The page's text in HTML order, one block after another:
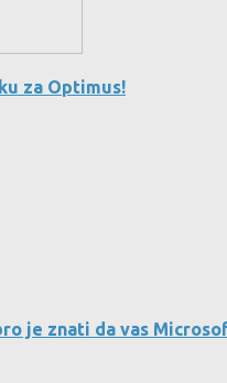
za Optimus!
je znati da vas